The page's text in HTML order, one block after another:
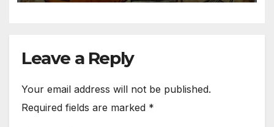
Leave a Reply
Your email address will not be published.
Required fields are marked *